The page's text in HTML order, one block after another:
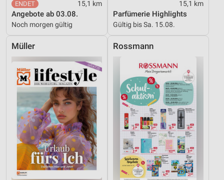
15,1 km
Angebote ab 03.08.
Noch morgen gültig
15,1 km
Parfümerie Highlights
Gültig bis Sa. 15.08.
Müller Rossmann
Informationen identifizieren
Nicht-IAB-Verarbeitungszwecke:
Performance
Funktional